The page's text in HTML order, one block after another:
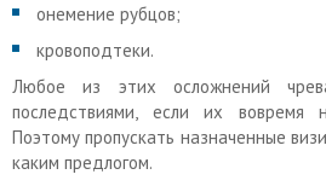
онемение рубцов;
кровоподтеки.
Любое из этих осложнений
последствиями, если их вовремя
Поэтому пропускать назначенные
каким предлогом.